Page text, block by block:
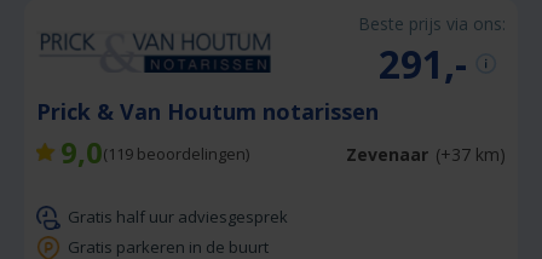
Beste prijs via ons:
291,-
Prick & Van Houtum notarissen
9,0(119 beoordelingen) Zevenaar (+37 km)
Gratis half uur adviesgesprek
Gratis parkeren in de buurt